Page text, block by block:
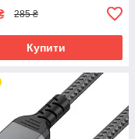
285 ₴
Купити